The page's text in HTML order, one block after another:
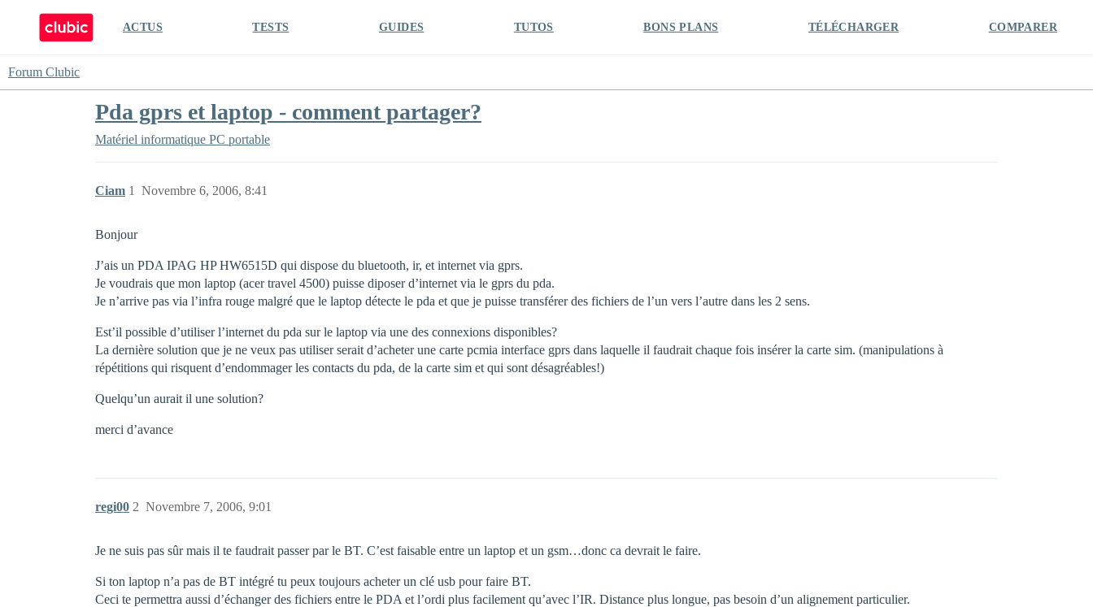
ACTUS TESTS GUIDES TUTOS BONS PLANS TÉLÉCHARGER COMPARER
Forum Clubic
Pda gprs et laptop - comment partager?
Matériel informatique PC portable
Ciam Novembre 6, 2006, 8:41
1
Bonjour
J’ais un PDA IPAG HP HW6515D qui dispose du bluetooth, ir, et internet via gprs.
Je voudrais que mon laptop (acer travel 4500) puisse diposer d’internet via le gprs du pda.
Je n’arrive pas via l’infra rouge malgré que le laptop détecte le pda et que je puisse transférer des fichiers de l’un vers l’autre dans les 2 sens.
Est’il possible d’utiliser l’internet du pda sur le laptop via une des connexions disponibles?
La dernière solution que je ne veux pas utiliser serait d’acheter une carte pcmia interface gprs dans laquelle il faudrait chaque fois insérer la carte sim. (manipulations à
répétitions qui risquent d’endommager les contacts du pda, de la carte sim et qui sont désagréables!)
Quelqu’un aurait il une solution?
merci d’avance
regi00 Novembre 7, 2006, 9:01
2
Je ne suis pas sûr mais il te faudrait passer par le BT. C’est faisable entre un laptop et un gsm…donc ca devrait le faire.
Si ton laptop n’a pas de BT intégré tu peux toujours acheter un clé usb pour faire BT.
Ceci te permettra aussi d’échanger des fichiers entre le PDA et l’ordi plus facilement qu’avec l’IR. Distance plus longue, pas besoin d’un alignement particulier.